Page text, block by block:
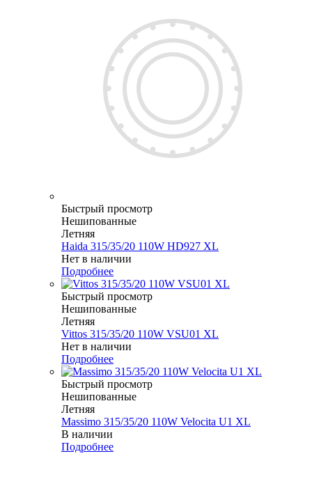
Быстрый просмотр
Нешипованные
Летняя
Haida 315/35/20 110W HD927 XL
Нет в наличии
Подробнее
Быстрый просмотр
Нешипованные
Летняя
Vittos 315/35/20 110W VSU01 XL
Нет в наличии
Подробнее
Быстрый просмотр
Нешипованные
Летняя
Massimo 315/35/20 110W Velocita U1 XL
В наличии
Подробнее